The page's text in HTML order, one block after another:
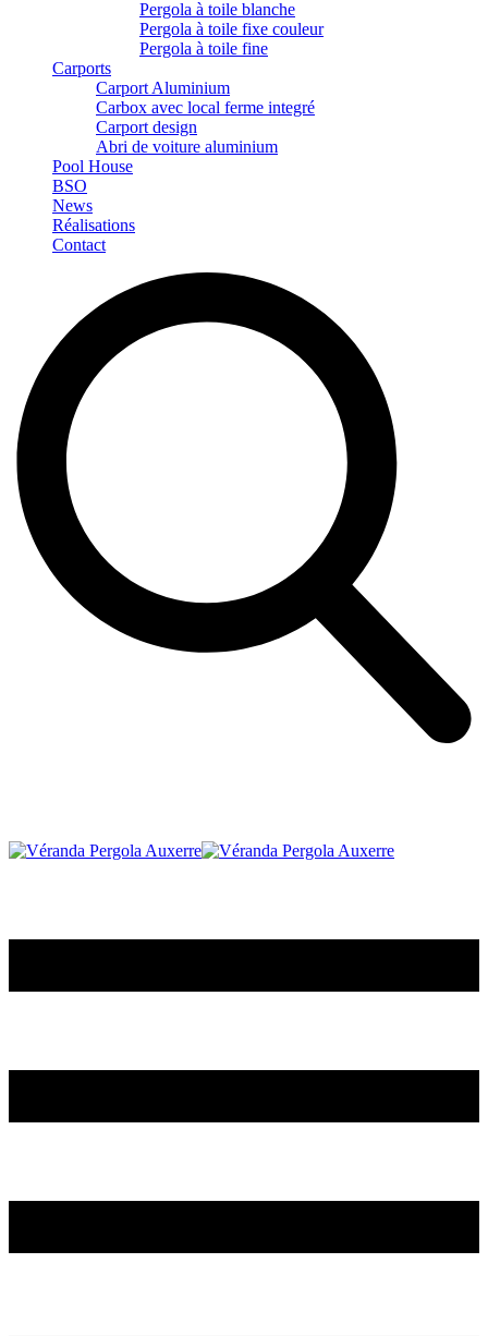
Pergola à toile blanche
Pergola à toile fixe couleur
Pergola à toile fine
Carports
Carport Aluminium
Carbox avec local ferme integré
Carport design
Abri de voiture aluminium
Pool House
BSO
News
Réalisations
Contact